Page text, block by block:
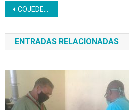
Navegación
de
entradas
COJEDES | Comuneras de Manuel Manrique emprenden en la ocupación Panadería
ENTRADAS RELACIONADAS